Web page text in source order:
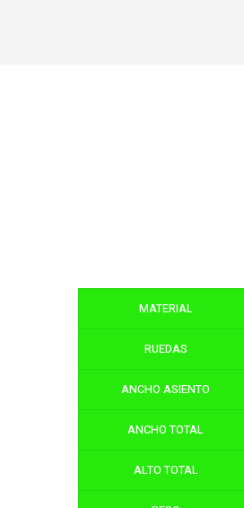
MATERIAL
RUEDAS
ANCHO ASIENTO
ANCHO TOTAL
ALTO TOTAL